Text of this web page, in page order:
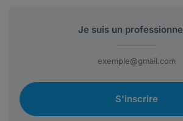
S'inscrire